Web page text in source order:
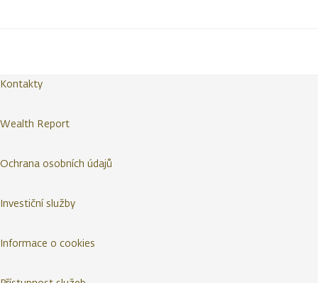
Kontakty
Wealth Report
Ochrana osobních údajů
Investiční služby
Informace o cookies